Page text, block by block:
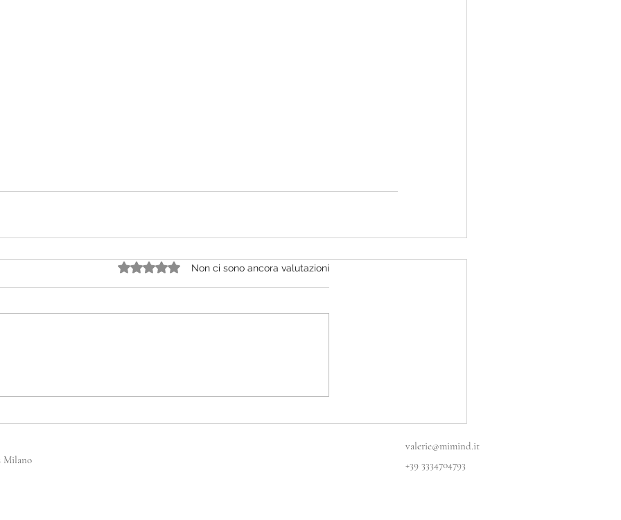
Valutazione 0 stelle su 5.
Non ci sono ancora valutazioni
Milano
valerie@mimind.it
+39 3334704793